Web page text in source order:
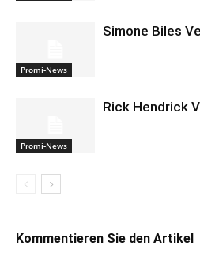
Promi-News
Simone Biles
Promi-News
Rick Hendrick
Kommentieren Sie den Artikel